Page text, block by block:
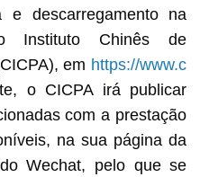
e descarregamento na
Instituto Chinês de
em https://www.c
o CICPA irá publicar
com a prestação
na sua página da
Wechat, pelo que se